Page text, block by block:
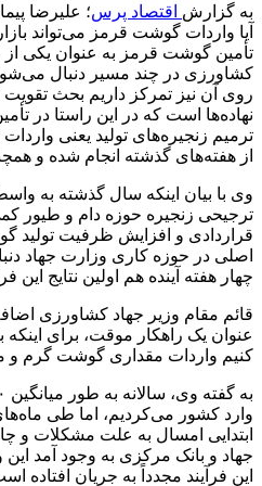
به گزارش اقتصاد پرس؛ علیرضا
آیا واردات گوشت قرمز می‌تواند
تأمین گوشت قرمز به عنوان یکی
کشاورزی در چند مسیر دنبال
روی آن نیز تمرکز داریم بحث تقویت
نهاده‌ها است که در این راستا در
ترمیم زنجیره‌های تولید یعنی
از هفته‌های گذشته انجام شده و
وی با بیان اینکه سال گذشته به
ترجیحی زنجیره حوزه دام و طیور
قراردادی و افزایش ظرفیت تولید
اصلی در حوزه کاری وزارت جهاد
چهار هفته آینده هم اولین نتایج
قائم مقام وزیر جهاد کشاورزی
عنوان یک راهکار موقت، برای اینکه
کنیم واردات مقداری گوشت گرم و
وارد کشور می‌کردیم، اما طی
ابتدایی امسال به علت مشکلات و
جهاد و بانک مرکزی به وجود آمد
این فرآیند مجدداً به جریان افتاده